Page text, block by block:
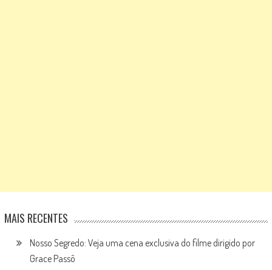
MAIS RECENTES
Nosso Segredo: Veja uma cena exclusiva do filme dirigido por
Grace Passô